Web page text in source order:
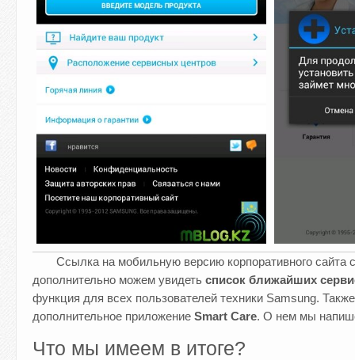
Ссылка на мобильную версию корпоративного сайта
дополнительно можем увидеть список ближайших
функция для всех пользователей техники Samsung.
дополнительное приложение Smart Care. О нем мы
Что мы имеем в итоге?